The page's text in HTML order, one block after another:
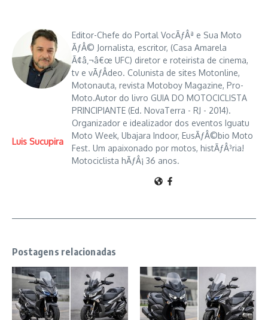
Luis Sucupira
Editor-Chefe do Portal VocÃƒÂª e Sua Moto
ÃƒÂ© Jornalista, escritor, (Casa Amarela
Ã¢â‚¬â€œ UFC) diretor e roteirista de cinema,
tv e vÃƒÂ­deo. Colunista de sites Motonline,
Motonauta, revista Motoboy Magazine, Pro-
Moto.Autor do livro GUIA DO MOTOCICLISTA
PRINCIPIANTE (Ed. NovaTerra - RJ - 2014).
Organizador e idealizador dos eventos Iguatu
Moto Week, Ubajara Indoor, EusÃƒÂ©bio Moto
Fest. Um apaixonado por motos, histÃƒÂ³ria!
Motociclista hÃƒÂ¡ 36 anos.
Postagens relacionadas